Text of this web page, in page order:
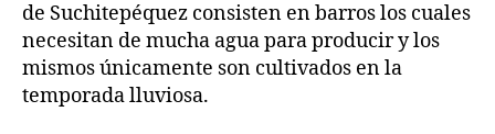
de Suchitepéquez consisten en barros los cuales
necesitan de mucha agua para producir y los
mismos únicamente son cultivados en la
temporada lluviosa.